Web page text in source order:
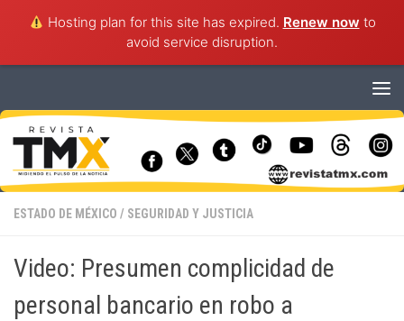
Hosting plan for this site has expired. Renew now to
avoid service disruption.
ESTADO DE MÉXICO / SEGURIDAD Y JUSTICIA
Video: Presumen complicidad de
personal bancario en robo a